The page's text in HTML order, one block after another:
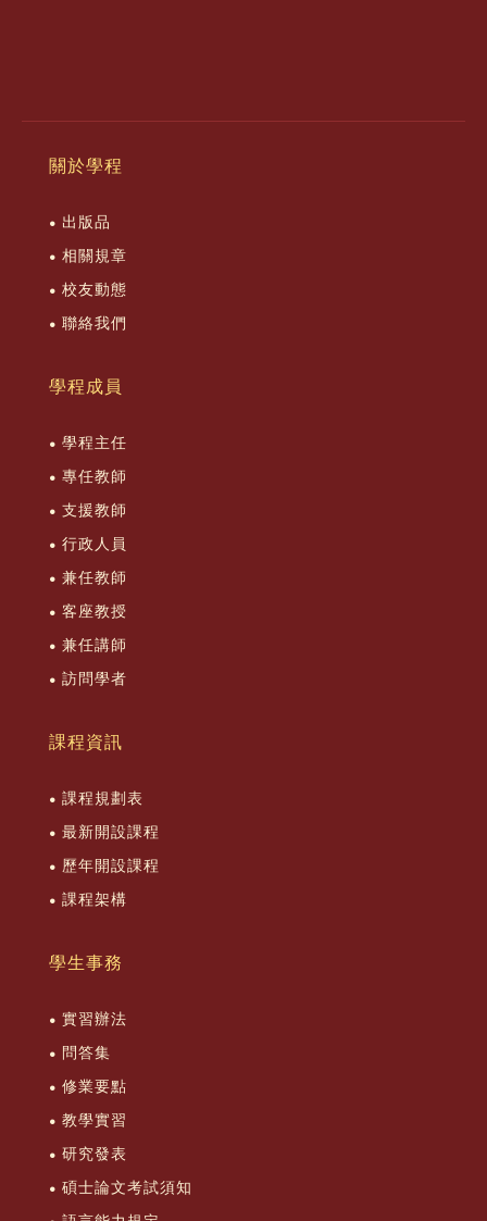
關於學程
出版品
相關規章
校友動態
聯絡我們
學程成員
學程主任
專任教師
支援教師
行政人員
兼任教師
客座教授
兼任講師
訪問學者
課程資訊
課程規劃表
最新開設課程
歷年開設課程
課程架構
學生事務
實習辦法
問答集
修業要點
教學實習
研究發表
碩士論文考試須知